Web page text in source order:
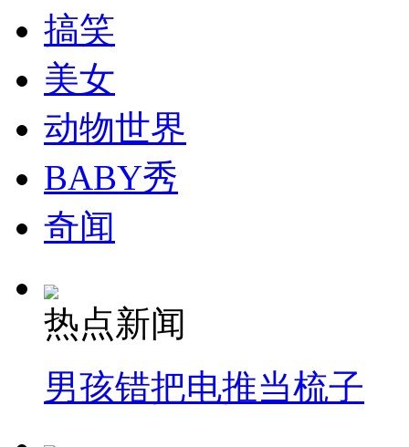
搞笑
美女
动物世界
BABY秀
奇闻
热点新闻
男孩错把电推当梳子